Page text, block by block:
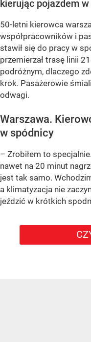
kierując pojazdem w
50-letni kierowca
współpracowników i
stawił się do pracy w
przemierzał trasę linii
podróżnym, dlaczego
krok. Pasażerowie
odwagi.
Warszawa.
w spódnicy
– Zrobiłem to
nawet na 20 minut
jest tak samo.
a klimatyzacja nie
jeździć w krótkich